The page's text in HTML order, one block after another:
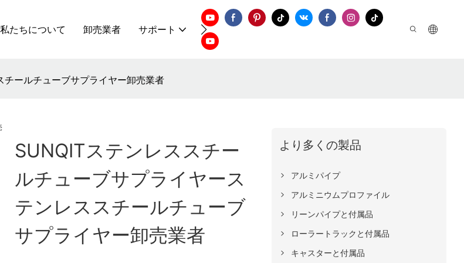
私たちについて 卸売業者 サポート お問い合わせ
ールチューブサプライヤー卸売業者
SUNQITステンレススチー
ルチューブサプライヤース
テンレススチールチューブ
サプライヤー卸売業者
より多くの製品
アルミパイプ
アルミニウムプロファイル
リーンパイプと付属品
ローラートラックと付属品
キャスターと付属品